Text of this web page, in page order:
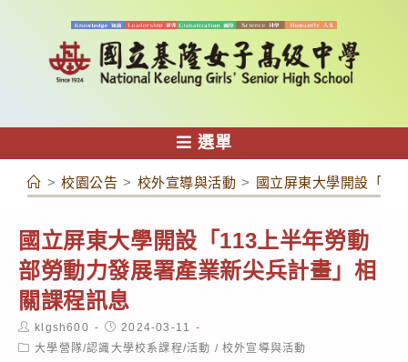
容
選單
> 校園公告 > 校外宣導與活動 > 國立屏東大學開設「
國立屏東大學開設「113上半年勞動
部勞動力發展署產業新尖兵計畫」相
關課程訊息
Post
author:
klgsh600
Post
published:
2024-03-11
Post大學營隊/認識大學校系課程/活動 / 校外宣導與活動